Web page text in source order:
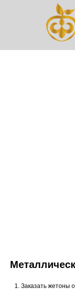
Заказать жетоны